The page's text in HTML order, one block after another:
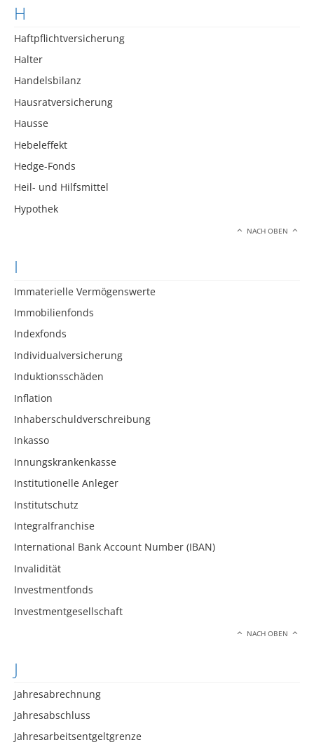
H
Haftpflichtversicherung
Halter
Handelsbilanz
Hausratversicherung
Hausse
Hebeleffekt
Hedge-Fonds
Heil- und Hilfsmittel
Hypothek
NACH OBEN
I
Immaterielle Vermögenswerte
Immobilienfonds
Indexfonds
Individualversicherung
Induktionsschäden
Inflation
Inhaberschuldverschreibung
Inkasso
Innungskrankenkasse
Institutionelle Anleger
Institutschutz
Integralfranchise
International Bank Account Number (IBAN)
Invalidität
Investmentfonds
Investmentgesellschaft
NACH OBEN
J
Jahresabrechnung
Jahresabschluss
Jahresarbeitsentgeltgrenze